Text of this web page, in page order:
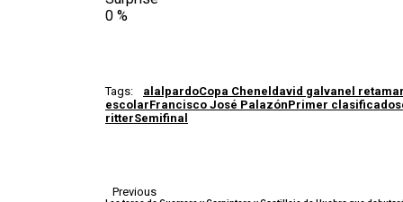
0 %
Tags: alalpardoCopa Chenel david galvanel
escolarFrancisco José PalazónPrimer clasificado
ritterSemifinal
Previous